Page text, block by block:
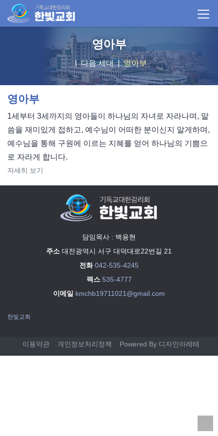
영아부
다음 세대 영아부
영아부
1세부터 3세까지의 영아들이 하나님의 자녀로 자라나며, 말
씀을 재미있게 접하고, 예수님이 어떠한 분이신지 알게하며,
예수님을 통해 구원에 이르는 지혜를 얻어 하나님의 기쁨으
로 자라게 합니다.
자세히 보기
담임목사 : 백용현
주소 대전광역시 서구 대덕대로22번길 21
전화 042-535-4245
팩스 535-4777
이메일 kmchb19711021@gmail.com
한빛교회
이용약관 개인정보처리정책 Powered By 디자인아레테